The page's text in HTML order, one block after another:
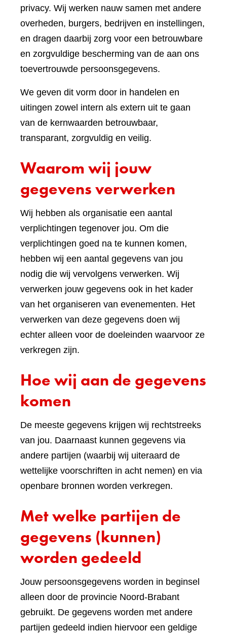
privacy. Wij werken nauw samen met andere
overheden, burgers, bedrijven en instellingen,
en dragen daarbij zorg voor een betrouwbare
en zorgvuldige bescherming van de aan ons
toevertrouwde persoonsgegevens.
We geven dit vorm door in handelen en
uitingen zowel intern als extern uit te gaan
van de kernwaarden betrouwbaar,
transparant, zorgvuldig en veilig.
Waarom wij jouw
gegevens verwerken
Wij hebben als organisatie een aantal
verplichtingen tegenover jou. Om die
verplichtingen goed na te kunnen komen,
hebben wij een aantal gegevens van jou
nodig die wij vervolgens verwerken. Wij
verwerken jouw gegevens ook in het kader
van het organiseren van evenementen. Het
verwerken van deze gegevens doen wij
echter alleen voor de doeleinden waarvoor ze
verkregen zijn.
Hoe wij aan de gegevens
komen
De meeste gegevens krijgen wij rechtstreeks
van jou. Daarnaast kunnen gegevens via
andere partijen (waarbij wij uiteraard de
wettelijke voorschriften in acht nemen) en via
openbare bronnen worden verkregen.
Met welke partijen de
gegevens (kunnen)
worden gedeeld
Jouw persoonsgegevens worden in beginsel
alleen door de provincie Noord-Brabant
gebruikt. De gegevens worden met andere
partijen gedeeld indien hiervoor een geldige